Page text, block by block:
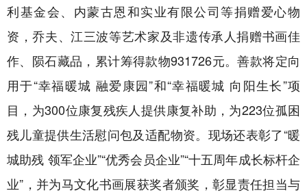
利基金会、内蒙古恩和实业有限公司等捐赠爱心物
资，乔夫、江三波等艺术家及非遗传承人捐赠书画佳
作、陨石藏品，累计筹得款物931726元。善款将定向
用于“幸福暖城 融爱康园”和“幸福暖城 向阳生长”项
目，为300位康复残疾人提供康复补助，为223位孤困
残儿童提供生活慰问包及适配物资。现场还表彰了“暖
城助残 领军企业”“优秀会员企业”“十五周年成长标杆企
业”，并为马文化书画展获奖者颁奖，彰显责任担当与